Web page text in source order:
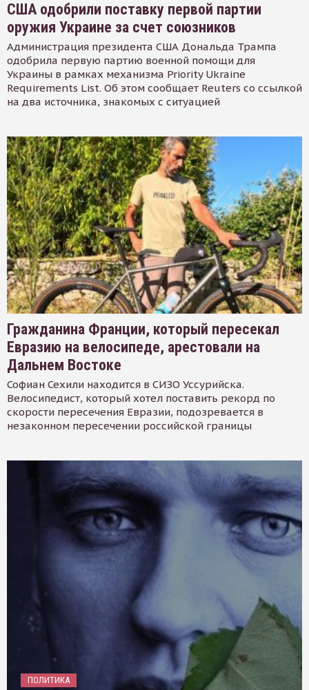
США одобрили поставку первой партии
оружия Украине за счет союзников
Администрация президента США Дональда Трампа
одобрила первую партию военной помощи для
Украины в рамках механизма Priority Ukraine
Requirements List. Об этом сообщает Reuters со ссылкой
на два источника, знакомых с ситуацией
Гражданина Франции, который пересекал
Евразию на велосипеде, арестовали на
Дальнем Востоке
Софиан Сехили находится в СИЗО Уссурийска.
Велосипедист, который хотел поставить рекорд по
скорости пересечения Евразии, подозревается в
незаконном пересечении российской границы
ПОЛИТИКА